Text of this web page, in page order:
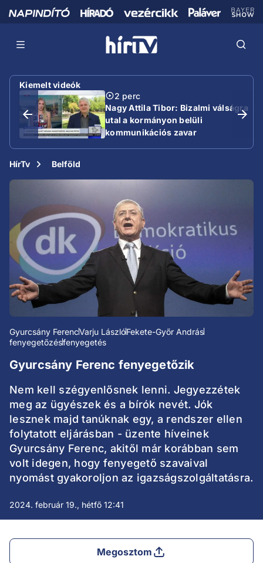
Kiemelt videók
2 perc
Nagy Attila Tibor: Bizalmi válságra
utal a kormányon belüli
kommunikációs zavar
HírTv Belföld
Gyurcsány FerencVarju LászlóFekete-Győr András
fenyegetőzésfenyegetés
Gyurcsány Ferenc fenyegetőzik
Nem kell szégyenlősnek lenni. Jegyezzétek
meg az ügyészek és a bírók nevét. Jók
lesznek majd tanúknak egy, a rendszer ellen
folytatott eljárásban - üzente híveinek
Gyurcsány Ferenc, akitől már korábban sem
volt idegen, hogy fenyegető szavaival
nyomást gyakoroljon az igazságszolgáltatásra.
2024. február 19., hétfő 12:41
Megosztom